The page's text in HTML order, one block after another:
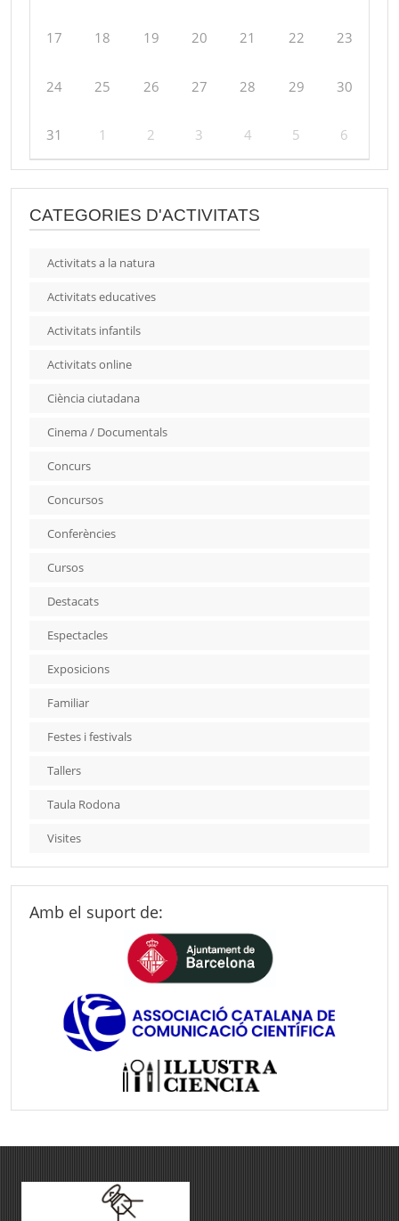
17 18 19 20 21 22 23
24 25 26 27 28 29 30
31 1 2 3 4 5 6
CATEGORIES D'ACTIVITATS
Activitats a la natura
Activitats educatives
Activitats infantils
Activitats online
Ciència ciutadana
Cinema / Documentals
Concurs
Concursos
Conferències
Cursos
Destacats
Espectacles
Exposicions
Familiar
Festes i festivals
Tallers
Taula Rodona
Visites
Amb el suport de: